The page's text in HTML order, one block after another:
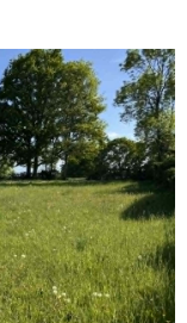
Parking